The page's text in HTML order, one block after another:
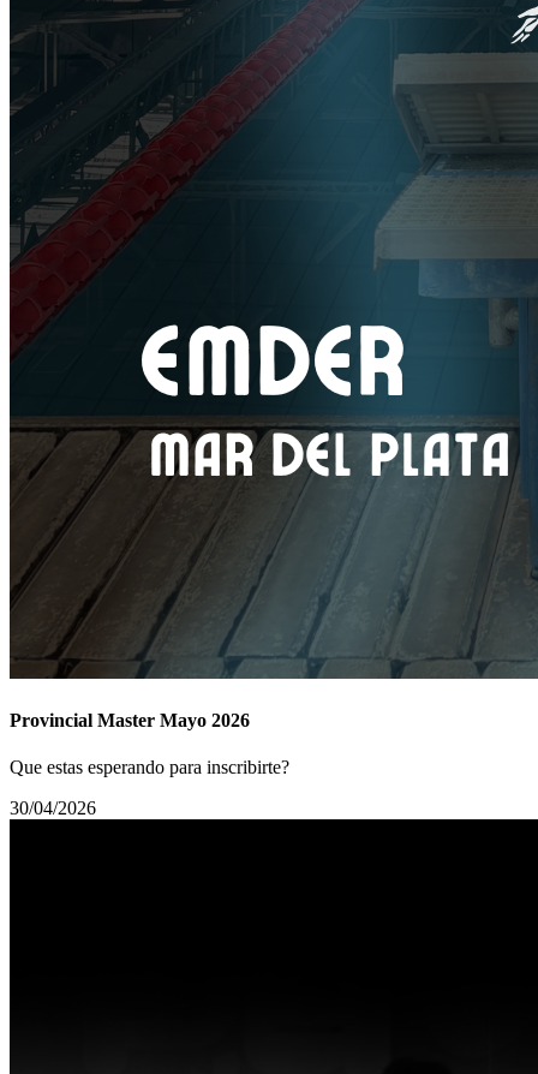
Provincial Master Mayo 2026
Que estas esperando para inscribirte?
30/04/2026